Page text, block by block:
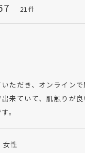
21
ただき、オンラインで
来ていて、肌触りが良
。
女性